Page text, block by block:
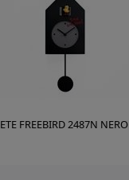
FREEBIRD 2487N NERO